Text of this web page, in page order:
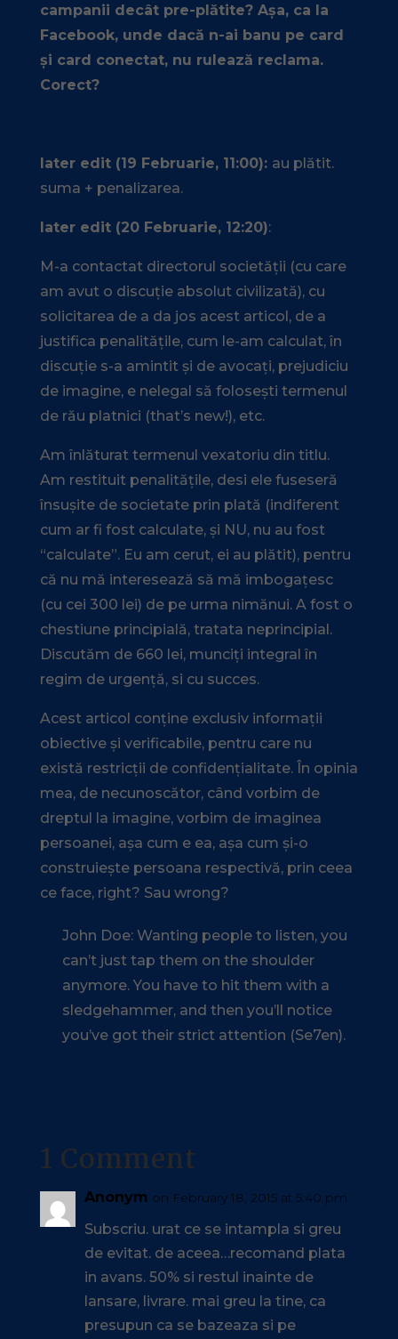
campanii decât pre-plătite? Așa, ca la
Facebook, unde dacă n-ai banu pe card
și card conectat, nu rulează reclama.
Corect?
later edit (19 Februarie, 11:00): au plătit.
suma + penalizarea.
later edit (20 Februarie, 12:20):
M-a contactat directorul societății (cu care
am avut o discuție absolut civilizată), cu
solicitarea de a da jos acest articol, de a
justifica penalitățile, cum le-am calculat, în
discuție s-a amintit și de avocați, prejudiciu
de imagine, e nelegal să folosești termenul
de rău platnici (that’s new!), etc.
Am înlăturat termenul vexatoriu din titlu.
Am restituit penalitățile, desi ele fuseseră
însușite de societate prin plată (indiferent
cum ar fi fost calculate, și NU, nu au fost
“calculate”. Eu am cerut, ei au plătit), pentru
că nu mă interesează să mă imbogațesc
(cu cei 300 lei) de pe urma nimănui. A fost o
chestiune principială, tratata neprincipial.
Discutăm de 660 lei, munciți integral în
regim de urgență, si cu succes.
Acest articol conține exclusiv informații
obiective și verificabile, pentru care nu
există restricții de confidențialitate. În opinia
mea, de necunoscător, când vorbim de
dreptul la imagine, vorbim de imaginea
persoanei, așa cum e ea, așa cum și-o
construiește persoana respectivă, prin ceea
ce face, right? Sau wrong?
John Doe: Wanting people to listen, you
can’t just tap them on the shoulder
anymore. You have to hit them with a
sledgehammer, and then you’ll notice
you’ve got their strict attention (Se7en).
1 Comment
Anonym on February 18, 2015 at 5:40 pm
Subscriu. urat ce se intampla si greu
de evitat. de aceea…recomand plata
in avans. 50% si restul inainte de
lansare, livrare. mai greu la tine, ca
presupun ca se bazeaza si pe